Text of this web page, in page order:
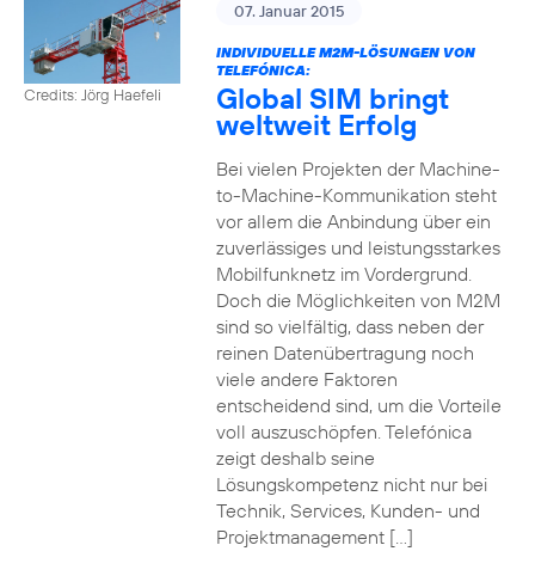
Credits: Jörg Haefeli
07. Januar 2015
INDIVIDUELLE M2M-LÖSUNGEN VON
TELEFÓNICA:
Global SIM bringt
weltweit Erfolg
Bei vielen Projekten der Machine-
to-Machine-Kommunikation steht
vor allem die Anbindung über ein
zuverlässiges und leistungsstarkes
Mobilfunknetz im Vordergrund.
Doch die Möglichkeiten von M2M
sind so vielfältig, dass neben der
reinen Datenübertragung noch
viele andere Faktoren
entscheidend sind, um die Vorteile
voll auszuschöpfen. Telefónica
zeigt deshalb seine
Lösungskompetenz nicht nur bei
Technik, Services, Kunden- und
Projektmanagement […]